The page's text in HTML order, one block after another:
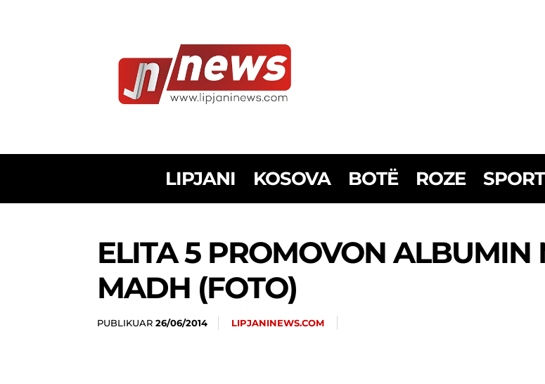
LIPJANI KOSOVA BOTË ROZE SPORT
ELITA 5 PROMOVON ALBUMIN
MADH (FOTO)
PUBLIKUAR 26/06/2014 LIPJANINEWS.COM